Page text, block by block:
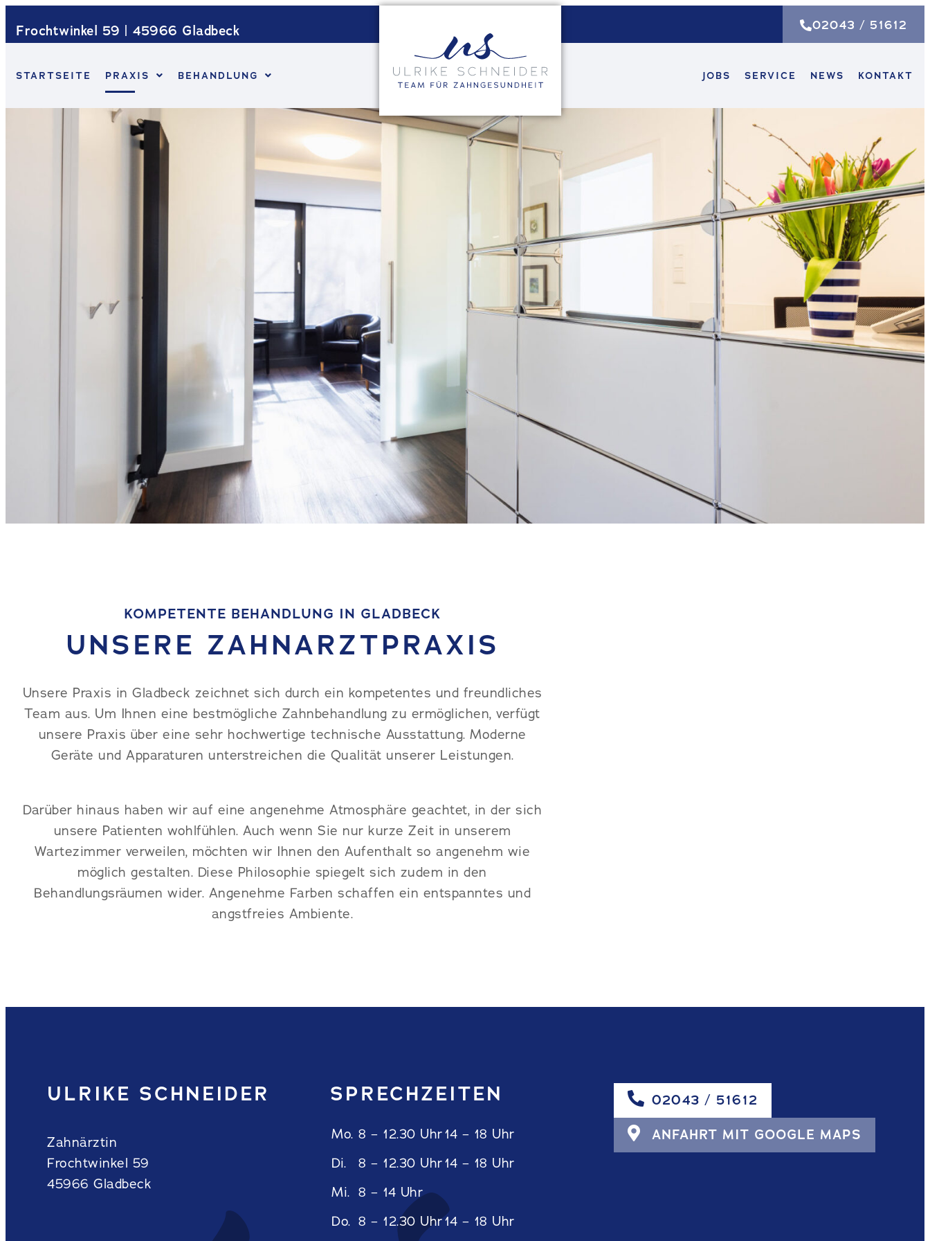
Frochtwinkel 59 | 45966 Gladbeck 02043 / 51612
STARTSEITE PRAXIS BEHANDLUNG JOBS SERVICE NEWS KONTAKT
KOMPETENTE BEHANDLUNG IN GLADBECK
UNSERE ZAHNARZTPRAXIS
Unsere Praxis in Gladbeck zeichnet sich durch ein kompetentes und freundliches
Team aus. Um Ihnen eine bestmögliche Zahnbehandlung zu ermöglichen, verfügt
unsere Praxis über eine sehr hochwertige technische Ausstattung. Moderne
Geräte und Apparaturen unterstreichen die Qualität unserer Leistungen.
Darüber hinaus haben wir auf eine angenehme Atmosphäre geachtet, in der sich
unsere Patienten wohlfühlen. Auch wenn Sie nur kurze Zeit in unserem
Wartezimmer verweilen, möchten wir Ihnen den Aufenthalt so angenehm wie
möglich gestalten. Diese Philosophie spiegelt sich zudem in den
Behandlungsräumen wider. Angenehme Farben schaffen ein entspanntes und
angstfreies Ambiente.
ULRIKE SCHNEIDER
Zahnärztin
Frochtwinkel 59
45966 Gladbeck
SPRECHZEITEN
Mo. 8 – 12.30 Uhr14 – 18 Uhr
Di.
8 – 12.30 Uhr14 – 18 Uhr
Mi. 8 – 14 Uhr
Do. 8 – 12.30 Uhr14 – 18 Uhr
02043 / 51612
ANFAHRT MIT GOOGLE MAPS